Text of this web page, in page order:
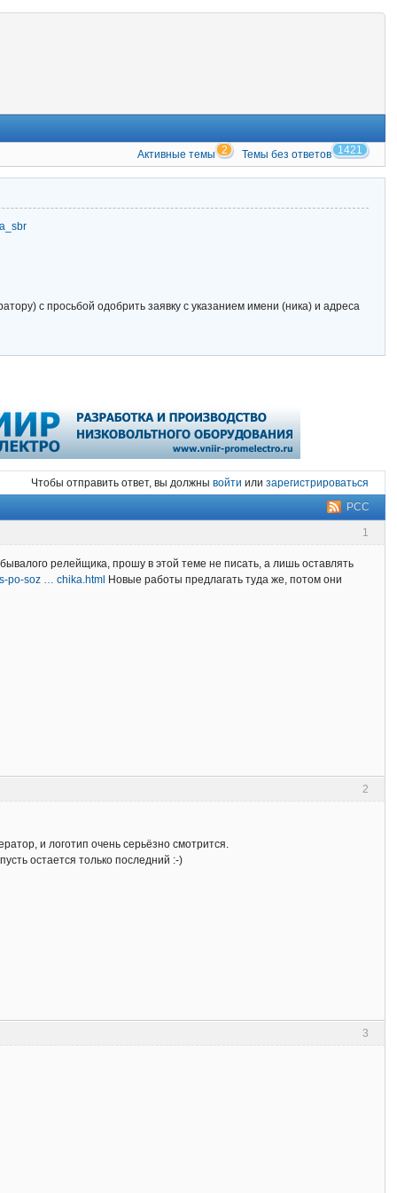
Активные темы 2 Темы без ответов 1421
с просьбой одобрить заявку с указанием имени (ника) и адреса
Чтобы отправить ответ, вы должны войти или зарегистрироваться
РСС
1
релейщика, прошу в этой теме не писать, а лишь оставлять
po-soz … chika.html Новые работы предлагать туда же, потом они
2
и логотип очень серьёзно смотрится.
остается только последний :-)
3